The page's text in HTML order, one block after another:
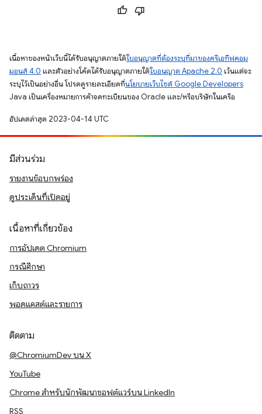
เนื้อหาของหน้าเว็บนี้ได้รับอนุญาตภายใต้ใบอนุญาตที่ต้องระบุที่มาของครีเอทีฟคอม
มอนส์ 4.0 และตัวอย่างโค้ดได้รับอนุญาตภายใต้ใบอนุญาต Apache 2.0 เว้นแต่จะ
ระบุไว้เป็นอย่างอื่น โปรดดูรายละเอียดที่นโยบายเว็บไซต์ Google Developers
Java เป็นเครื่องหมายการค้าจดทะเบียนของ Oracle และ/หรือบริษัทในเครือ
อัปเดตล่าสุด 2023-04-14 UTC
มีส่วนร่วม
รายงานข้อบกพร่อง
ดูประเด็นที่เปิดอยู่
เนื้อหาที่เกี่ยวข้อง
การอัปเดต Chromium
กรณีศึกษา
เก็บถาวร
พอดแคสต์และรายการ
ติดตาม
@ChromiumDev บน X
YouTube
Chrome สำหรับนักพัฒนาซอฟต์แวร์บน LinkedIn
RSS